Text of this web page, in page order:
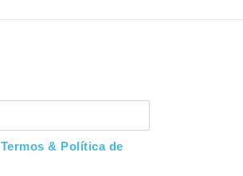
Termos & Política de